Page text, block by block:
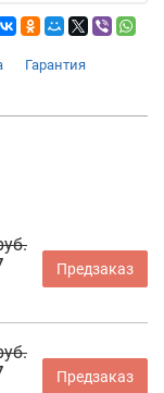
Гарантия
Предзаказ
Предзаказ